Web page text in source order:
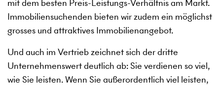
mit dem besten Preis-Leistungs-Verhältnis am Markt.
Immobiliensuchenden bieten wir zudem ein möglichst
grosses und attraktives Immobilienangebot.
Und auch im Vertrieb zeichnet sich der dritte
Unternehmenswert deutlich ab: Sie verdienen so viel,
wie Sie leisten. Wenn Sie außerordentlich viel leisten,